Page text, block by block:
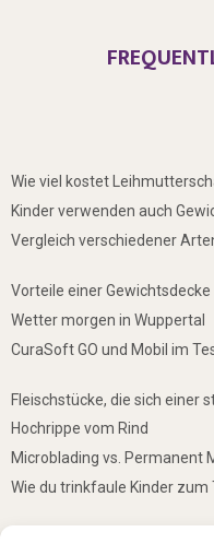
Wie viel kostet
Kinder verwenden auch
Vergleich verschiedener
Vorteile einer Gewichtsdecke
Wetter morgen in Wuppertal
CuraSoft GO und Mobil im
Fleischstücke, die sich einer
Hochrippe vom Rind
Microblading vs. Permanent
Wie du trinkfaule Kinder